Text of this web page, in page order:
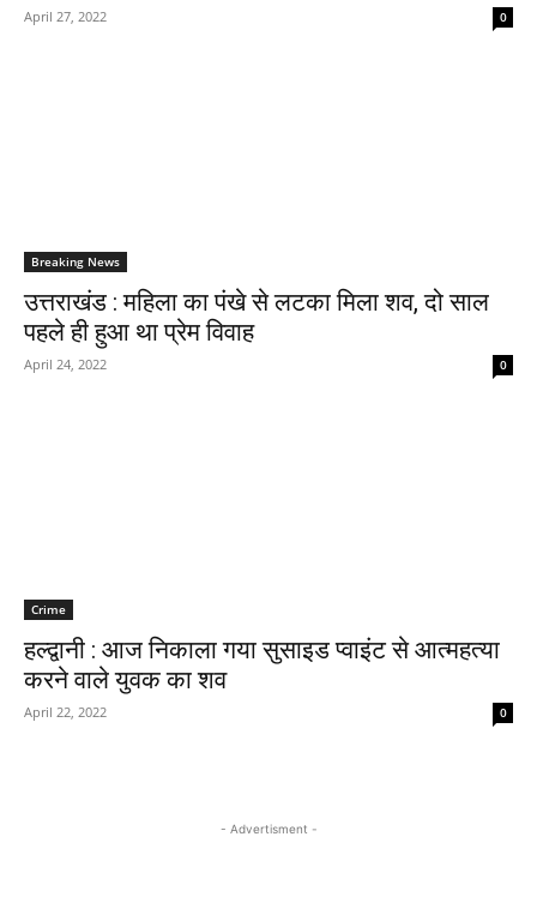
April 27, 2022 0
Breaking News
उत्तराखंड : महिला का पंखे से लटका मिला शव, दो साल
पहले ही हुआ था प्रेम विवाह
April 24, 2022 0
Crime
हल्द्वानी : आज निकाला गया सुसाइड प्वाइंट से आत्महत्या
करने वाले युवक का शव
April 22, 2022 0
- Advertisment -